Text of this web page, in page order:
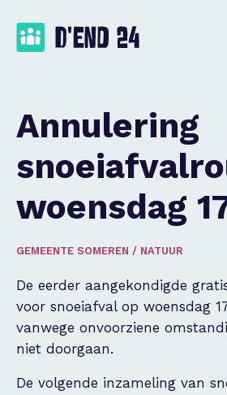
Annulering
woensdag
GEMEENTE SOMEREN / NATUUR
De eerder aangekondigde
voor snoeiafval op woensdag
vanwege onvoorziene
niet doorgaan.
De volgende inzameling van